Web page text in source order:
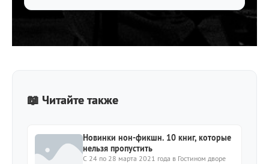
📖 Читайте также
Новинки нон-фикшн. 10 книг, которые
нельзя пропустить
С 24 по 28 марта 2021 года в Гостином дворе